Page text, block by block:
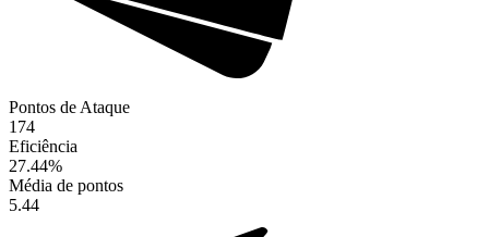
Pontos de Ataque
174
Eficiência
27.44%
Média de pontos
5.44